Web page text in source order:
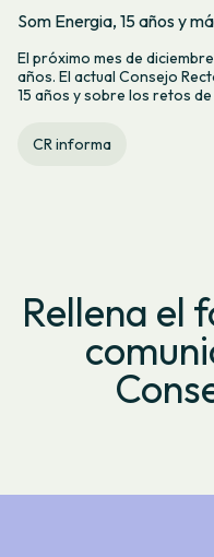
Som Energia, 15 años y
El próximo mes de
años. El actual Consejo
15 años y sobre los retos
CR informa
Rellena el